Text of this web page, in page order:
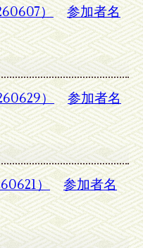
）
参加者名
）
参加者名
）
参加者名